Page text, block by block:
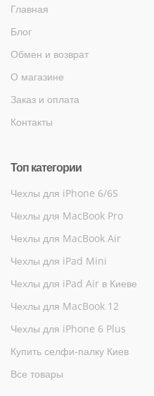
Главная
Блог
Обмен и возврат
О магазине
Заказ и оплата
Контакты
Топ категории
Чехлы для iPhone 6/6S
Чехлы для MacBook Pro
Чехлы для MacBook Air
Чехлы для iPad Mini
Чехлы для iPad Air в Киеве
Чехлы для MacBook 12
Чехлы для iPhone 6 Plus
Купить селфи-палку Киев
Все товары